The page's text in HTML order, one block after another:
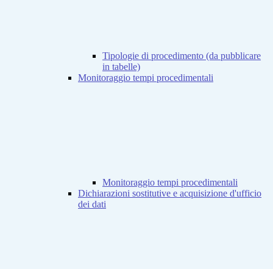
Tipologie di procedimento (da pubblicare
in tabelle)
Monitoraggio tempi procedimentali
Monitoraggio tempi procedimentali
Dichiarazioni sostitutive e acquisizione d'ufficio
dei dati